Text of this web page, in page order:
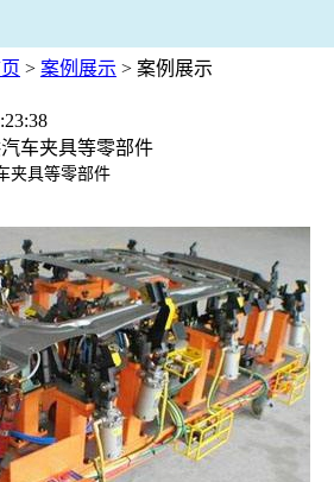
> 案例展示 > 案例展示
车夹具等零部件
夹具等零部件